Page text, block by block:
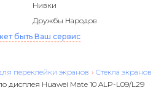
Нивки
Дружбы Народов
быть Ваш сервис
переклейки экранов › Cтекла экранов
дисплея Huawei Mate 10 ALP-L09/L29